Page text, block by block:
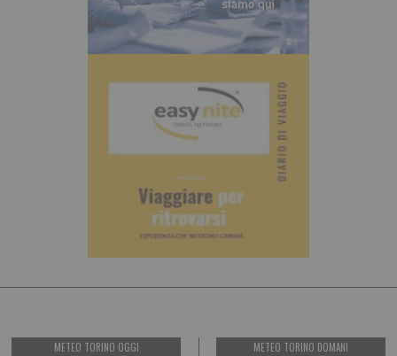
METEO TORINO OGGI METEO TORINO DOMANI